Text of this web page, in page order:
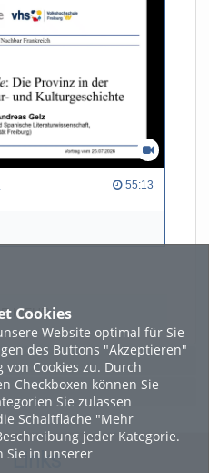
Cookies
Website optimal für Sie
des Buttons "Akzeptieren"
Cookies zu. Durch
Checkboxen können Sie
Sie zulassen
Schaltfläche "Mehr
jeder Kategorie.
Sie in unserer
55:13
MEHR
Links